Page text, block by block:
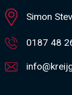
Simon
0187 48